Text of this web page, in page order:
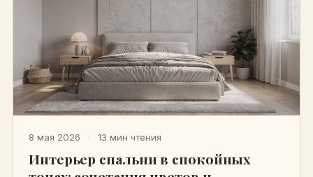
8 мая 2026 · 13 мин чтения
Интерьер спальни в спокойных